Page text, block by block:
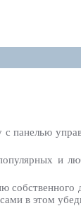
панелью
и
в этом